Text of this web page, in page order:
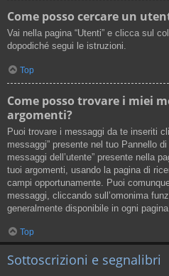
Come posso cercare un
Vai nella pagina “Utenti” e clicca sul
dopodiché segui le istruzioni.
Top
Come posso trovare i miei
argomenti?
Puoi trovare i messaggi da te inseriti
messaggi” presente nel tuo Pannello
messaggi dell’utente” presente nella
tuoi argomenti, usando la pagina di
campi opportunamente. Puoi
messaggi, cliccando sull’omonima
generalmente disponibile in ogni
Top
Sottoscrizioni e segnalibri